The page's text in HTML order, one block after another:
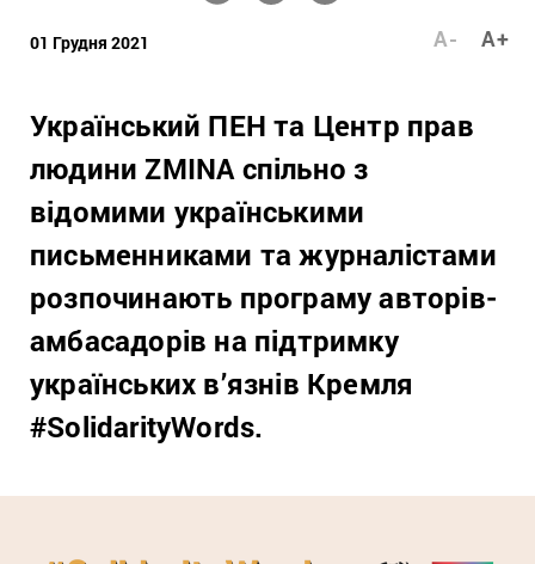
01 Грудня 2021 A+
A-
Український ПЕН та Центр прав
людини ZMINA спільно з
відомими українськими
письменниками та журналістами
розпочинають програму авторів-
амбасадорів на підтримку
українських в’язнів Кремля
#SolidarityWords.